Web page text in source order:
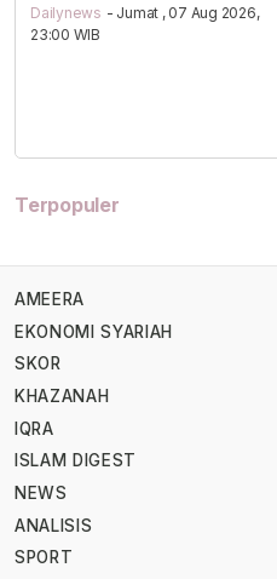
Dailynews - Jumat , 07 Aug 2026,
23:00 WIB
Terpopuler
AMEERA
EKONOMI SYARIAH
SKOR
KHAZANAH
IQRA
ISLAM DIGEST
NEWS
ANALISIS
SPORT